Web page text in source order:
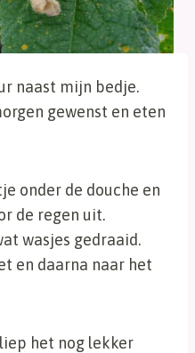
naast mijn bedje.
gewenst en eten
onder de douche en
de regen uit.
wasjes gedraaid.
en daarna naar het
het nog lekker